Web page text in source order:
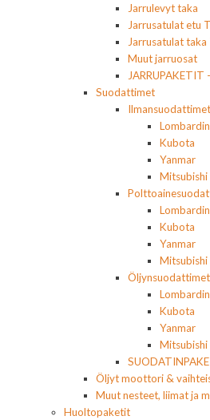
Jarrulevyt taka
Jarrusatulat etu
Jarrusatulat taka
Muut jarruosat
JARRUPAKETIT
Suodattimet
Ilmansuodattimet
Kubota
Yanmar
Mitsubishi
Kubota
Yanmar
Mitsubishi
Öljynsuodattimet
Kubota
Yanmar
Mitsubishi
Öljyt moottori &
Muut nesteet, liimat ja
Huoltopaketit